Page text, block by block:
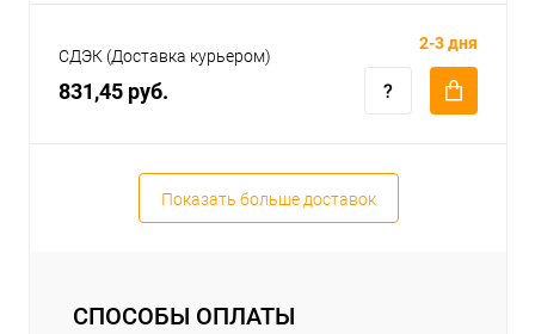
СДЭК (Доставка курьером)
831,45 руб.
2-3 дня
Показать больше доставок
СПОСОБЫ ОПЛАТЫ